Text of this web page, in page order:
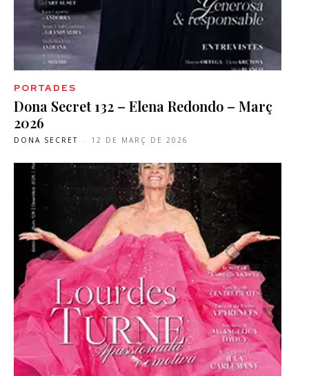
PORTADES
Dona Secret 132 – Elena Redondo – Març
2026
DONA SECRET - 12 DE MARÇ DE 2026